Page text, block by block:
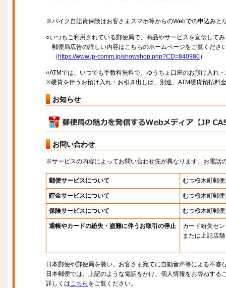
※バイク自賠責保険はお客さまスマホ等からのWebでの申込みと
○いつもご利用されている郵便局で、商品やサービスを宣伝して
郵便局広告の詳しい内容はこちらのホームページをご覧くださ
（ https://www.jp-comm.jp/showshop.php?CD=840980）
○ATMでは、いつでも手数料無料で、ゆうちょ口座のお預け入れ
※硬貨を伴うお預け入れ・お引き出しは、別途、ATM硬貨預払料
お知らせ
お問い合わせ
※サービスの内容によってお問い合わせ先が異なります。お電話
郵便サービスについて むつ桜木町郵
貯金サービスについて むつ桜木町郵
保険サービスについて むつ桜木町郵
通帳やカードの紛失・盗難に伴うお取引の停止
カード紛失セ
または上記店舗
日本郵便や郵便局を装い、お客さま宛てに自動音声等による不審
日本郵便では、上記のような電話をかけ、個人情報をお尋ねする
詳しくはこちら をご覧ください。